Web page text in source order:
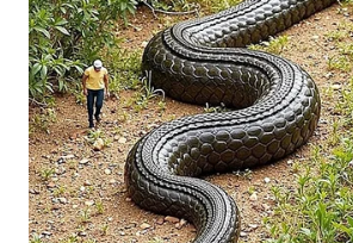
WN
MALUKU
WN
MALUT
WN
DAIRI